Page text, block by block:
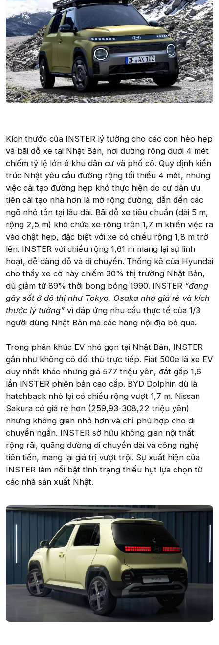
Kích thước của INSTER lý tưởng cho các con hẻo hẹp
và bãi đỗ xe tại Nhật Bản, nơi đường rộng dưới 4 mét
chiếm tỷ lệ lớn ở khu dân cư và phố cổ. Quy định kiến
trúc Nhật yêu cầu đường rộng tối thiểu 4 mét, nhưng
việc cải tạo đường hẹp khó thực hiện do cư dân ưu
tiên cải tạo nhà hơn là mở rộng đường, dẫn đến các
ngõ nhỏ tồn tại lâu dài. Bãi đỗ xe tiêu chuẩn (dài 5 m,
rộng 2,5 m) khó chứa xe rộng trên 1,7 m khiến việc ra
vào chật hẹp, đặc biệt với xe có chiều rộng 1,8 m trở
lên. INSTER với chiều rộng 1,61 m mang lại sự linh
hoạt, dễ dàng đỗ và di chuyển. Thống kê của Hyundai
cho thấy xe cỡ này chiếm 30% thị trường Nhật Bản,
dù giảm từ 89% thời bong bóng 1990. INSTER “đang
gây sốt ở đô thị như Tokyo, Osaka nhờ giá rẻ và kích
thước lý tưởng” vì đáp ứng nhu cầu thực tế của 1/3
người dùng Nhật Bản mà các hãng nội địa bỏ qua.
Trong phân khúc EV nhỏ gọn tại Nhật Bản, INSTER
gần như không có đối thủ trực tiếp. Fiat 500e là xe EV
duy nhất khác nhưng giá 577 triệu yên, đắt gấp 1,6
lần INSTER phiên bản cao cấp. BYD Dolphin dù là
hatchback nhỏ lại có chiều rộng vượt 1,7 m. Nissan
Sakura có giá rẻ hơn (259,93-308,22 triệu yên)
nhưng không gian nhỏ hơn và chỉ phù hợp cho di
chuyển ngắn. INSTER sở hữu không gian nội thất
rộng rãi, quãng đường di chuyển dài và công nghệ
tiên tiến, mang lại giá trị vượt trội. Sự xuất hiện của
INSTER làm nổi bật tình trạng thiếu hụt lựa chọn từ
các nhà sản xuất Nhật.